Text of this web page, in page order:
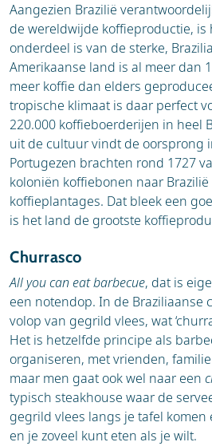
Aangezien Brazilië
de wereldwijde koffieproductie, is
onderdeel is van de sterke,
Amerikaanse land is al meer dan
meer koffie dan elders
tropische klimaat is daar perfect
220.000 koffieboerderijen in heel
uit de cultuur vindt de oorsprong
Portugezen brachten rond 1727
koloniën koffiebonen naar
koffieplantages. Dat bleek een
is het land de grootste
Churrasco
All you can eat barbecue, dat is
een notendop. In de Braziliaanse
volop van gegrild vlees, wat
Het is hetzelfde principe als
organiseren, met vrienden,
maar men gaat ook wel naar een
typisch steakhouse waar de
gegrild vlees langs je tafel
en je zoveel kunt eten als je wilt.